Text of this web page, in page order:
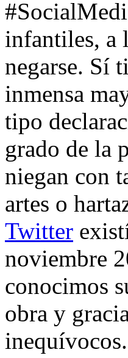
infantiles, a
negarse. Sí
inmensa
tipo
grado de la
niegan con
artes o
Twitter
noviembre
conocimos
obra y